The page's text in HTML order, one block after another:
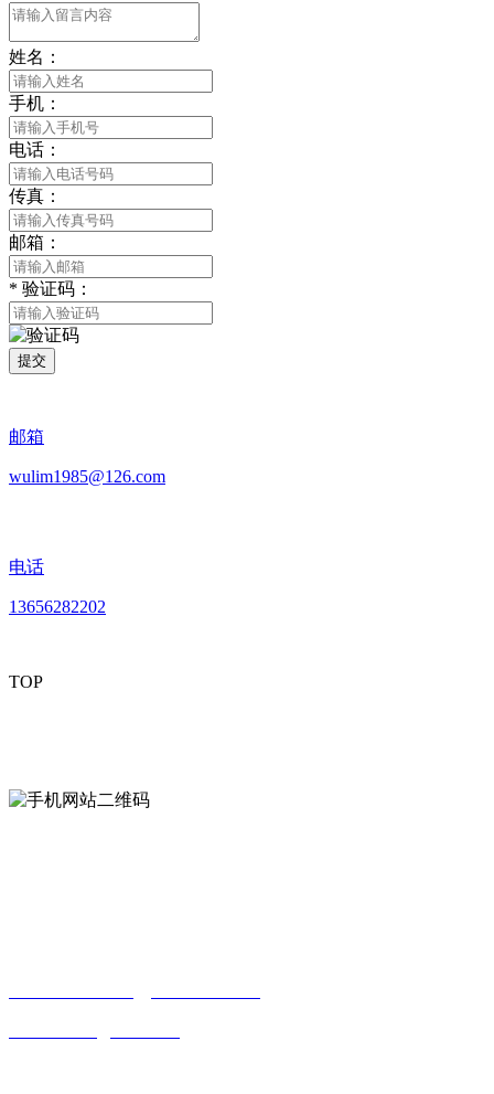
姓名：
手机：
电话：
传真：
邮箱：
* 验证码：
提交
邮箱
wulim1985@126.com
电话
13656282202
TOP